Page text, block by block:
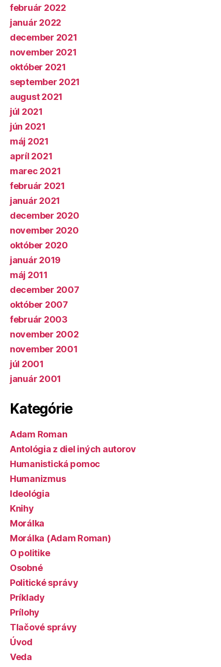
február 2022
január 2022
december 2021
november 2021
október 2021
september 2021
august 2021
júl 2021
jún 2021
máj 2021
apríl 2021
marec 2021
február 2021
január 2021
december 2020
november 2020
október 2020
január 2019
máj 2011
december 2007
október 2007
február 2003
november 2002
november 2001
júl 2001
január 2001
Kategórie
Adam Roman
Antológia z diel iných autorov
Humanistická pomoc
Humanizmus
Ideológia
Knihy
Morálka
Morálka (Adam Roman)
O politike
Osobné
Politické správy
Príklady
Prílohy
Tlačové správy
Úvod
Veda